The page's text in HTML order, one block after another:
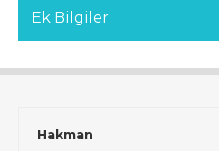
Ek Bilgiler
Hakman